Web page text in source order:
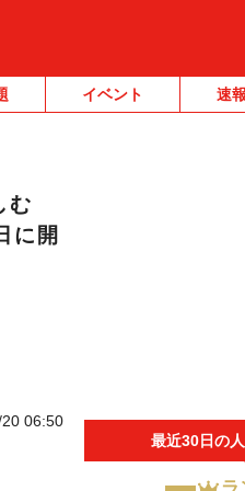
イベント 速報
む
に開
06:50
最近30日の